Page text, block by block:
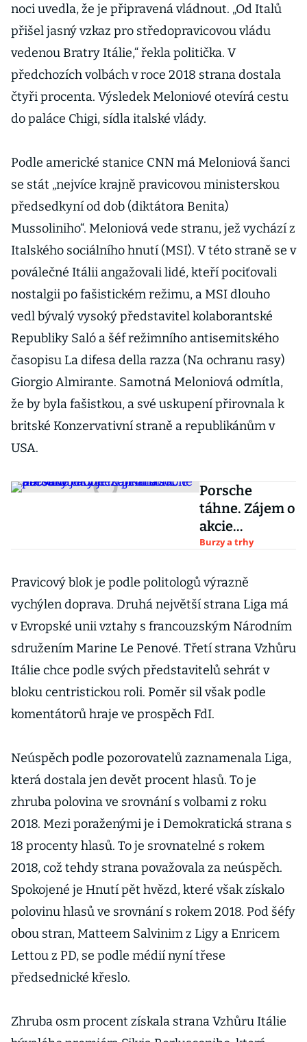
noci uvedla, že je připravená vládnout. „Od Italů
přišel jasný vzkaz pro středopravicovou vládu
vedenou Bratry Itálie,“ řekla politička. V
předchozích volbách v roce 2018 strana dostala
čtyři procenta. Výsledek Meloniové otevírá cestu
do paláce Chigi, sídla italské vlády.
Podle americké stanice CNN má Meloniová šanci
se stát „nejvíce krajně pravicovou ministerskou
předsedkyní od dob (diktátora Benita)
Mussoliniho“. Meloniová vede stranu, jež vychází z
Italského sociálního hnutí (MSI). V této straně se v
poválečné Itálii angažovali lidé, kteří pociťovali
nostalgii po fašistickém režimu, a MSI dlouho
vedl bývalý vysoký představitel kolaborantské
Republiky Saló a šéf režimního antisemitského
časopisu La difesa della razza (Na ochranu rasy)
Giorgio Almirante. Samotná Meloniová odmítla,
že by byla fašistkou, a své uskupení přirovnala k
britské Konzervativní straně a republikánům v
USA.
Porsche
táhne. Zájem o
akcie
automobilky
ně přesahuje
objem
primární
nabídky
Burzy a trhy
Pravicový blok je podle politologů výrazně
vychýlen doprava. Druhá největší strana Liga má
v Evropské unii vztahy s francouzským Národním
sdružením Marine Le Penové. Třetí strana Vzhůru
Itálie chce podle svých představitelů sehrát v
bloku centristickou roli. Poměr sil však podle
komentátorů hraje ve prospěch FdI.
Neúspěch podle pozorovatelů zaznamenala Liga,
která dostala jen devět procent hlasů. To je
zhruba polovina ve srovnání s volbami z roku
2018. Mezi poraženými je i Demokratická strana s
18 procenty hlasů. To je srovnatelné s rokem
2018, což tehdy strana považovala za neúspěch.
Spokojené je Hnutí pět hvězd, které však získalo
polovinu hlasů ve srovnání s rokem 2018. Pod šéfy
obou stran, Matteem Salvinim z Ligy a Enricem
Lettou z PD, se podle médií nyní třese
předsednické křeslo.
Zhruba osm procent získala strana Vzhůru Itálie